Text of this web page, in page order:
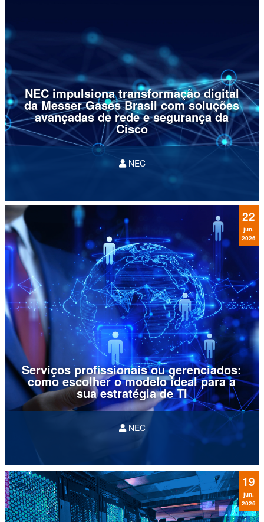
NEC impulsiona transformação digital
da Messer Gases Brasil com soluções
avançadas de rede e segurança da
Cisco
O trabalho consultivo e de integração fornecido
pela multinacional japonesa reforça ainda mais
com modernização de infraestrutura, ampliação
NEC
Serviços profissionais ou gerenciados:
como escolher o modelo ideal para a
sua estratégia de TI
22
jun.
2026
À medida que os ambientes tecnológicos se
tornam essenciais para a operação, a
complexidade cresce no mesmo ritmo. Com
isso, surge a dúvida: qual o modelo de
contratação traz o melhor retorno e...
NEC
19
jun.
2026